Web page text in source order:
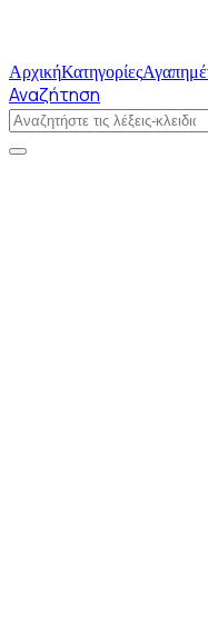
ΑρχικήΚατηγορίες
Αναζήτηση